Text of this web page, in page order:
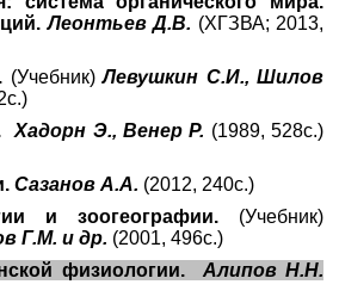
Леонтьев Д.В. (ХГЗВА; 2013,
(Учебник)Левушкин С.И., Шилов
Хадорн Э., Венер Р. (1989, 528с.)
Сазанов А.А. (2012, 240с.)
и зоогеографии. (Учебник)
Г.М. и др. (2001, 496с.)
физиологии. Алипов Н.Н.